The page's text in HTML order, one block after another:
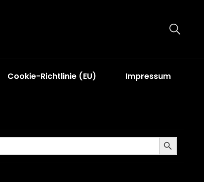
Cookie-Richtlinie (EU) Impressum
Search Button